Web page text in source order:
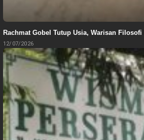
Rachmat Gobel Tutup Usia, Warisan
12/07/2026